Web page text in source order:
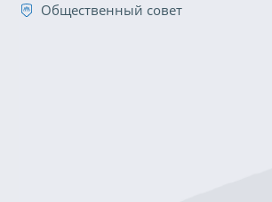
Общественный совет